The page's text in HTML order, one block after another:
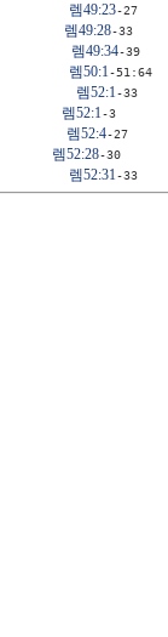
언
렘49:23-27
예언
렘49:28-33
언
렘49:34-39
언
렘50:1-51:64
록
렘52:1-33
요약
렘52:1-3
락
렘52:4-27
의 수
렘52:28-30
방
렘52:31 -33